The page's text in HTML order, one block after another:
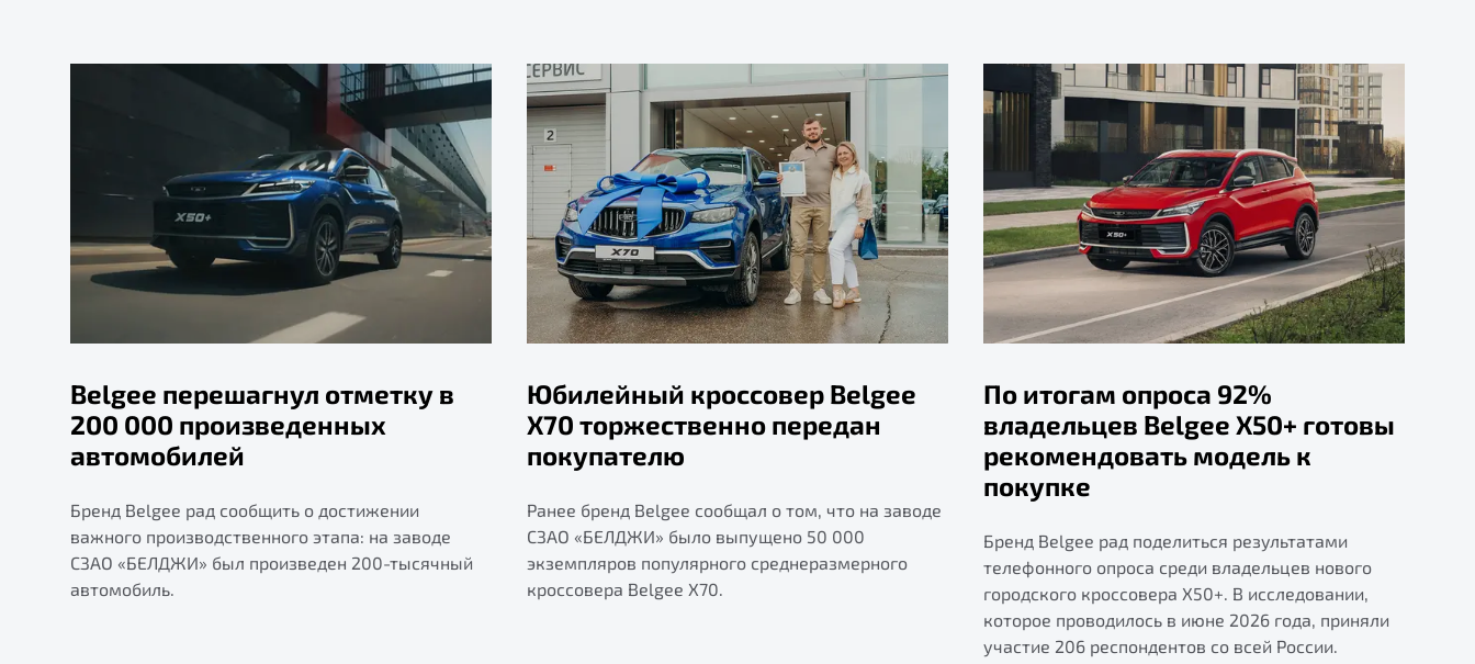
Belgee перешагнул отметку в
200 000 произведенных
автомобилей
Бренд Belgee рад сообщить о достижении
важного производственного этапа: на заводе
СЗАО «БЕЛДЖИ» был произведен 200-тысячный
автомобиль.
Юбилейный кроссовер Belgee
X70 торжественно передан
покупателю
Ранее бренд Belgee сообщал о том, что на заводе
СЗАО «БЕЛДЖИ» было выпущено 50 000
экземпляров популярного среднеразмерного
кроссовера Belgee X70.
По итогам опроса 92%
владельцев Belgee X50+ готовы
рекомендовать модель к
покупке
Бренд Belgee рад поделиться результатами
телефонного опроса среди владельцев нового
городского кроссовера X50+. В исследовании,
которое проводилось в июне 2026 года, приняли
участие 206 респондентов со всей России.